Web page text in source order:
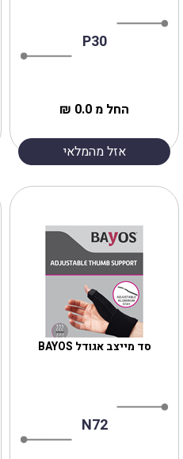
P30
החל מ 0.0 ₪
אזל מהמלאי
סד מייצב אגודל BAYOS
N72